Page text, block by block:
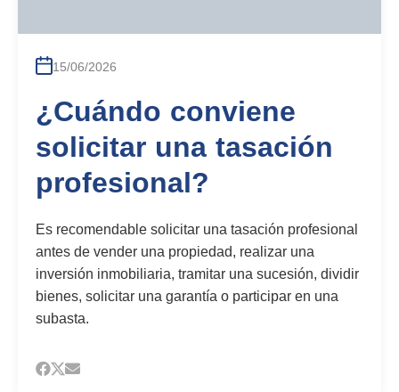
15/06/2026
¿Cuándo conviene
solicitar una tasación
profesional?
Es recomendable solicitar una tasación profesional
antes de vender una propiedad, realizar una
inversión inmobiliaria, tramitar una sucesión, dividir
bienes, solicitar una garantía o participar en una
subasta.